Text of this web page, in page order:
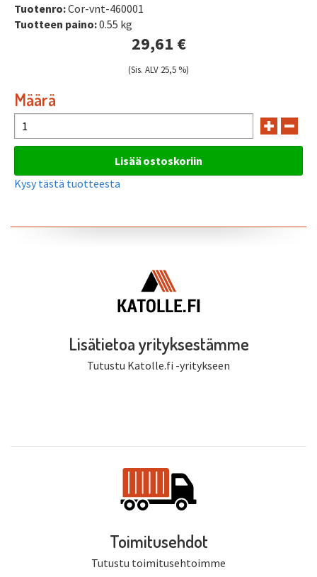
Tuotenro:Cor-vnt-460001
Tuotteen paino:0.55 kg
29,61 €
(Sis. ALV 25,5 %)
Määrä
Kysy tästä tuotteesta
Lisätietoa yrityksestämme
Tutustu Katolle.fi -yritykseen
Toimitusehdot
Tutustu toimitusehtoimme